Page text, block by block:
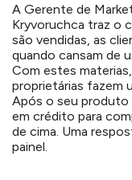
A Gerente de
Kryvoruchca traz o
são vendidas, as
quando cansam de
Com estes
proprietárias fazem
Após o seu produto
em crédito para
de cima. Uma
painel.